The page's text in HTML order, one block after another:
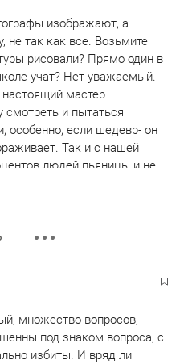
изображают, а
так как все. Возьмите
рисовали? Прямо один в
учат? Нет уважаемый.
мастер
смотреть и пытаться
особенно, если шедевр- он
Так и с нашей
людей пьяницы и не
он быдло. Тогда это и
про кого угодно это кино
же.
множество вопросов,
под знаком вопроса, с
избиты. И вряд ли